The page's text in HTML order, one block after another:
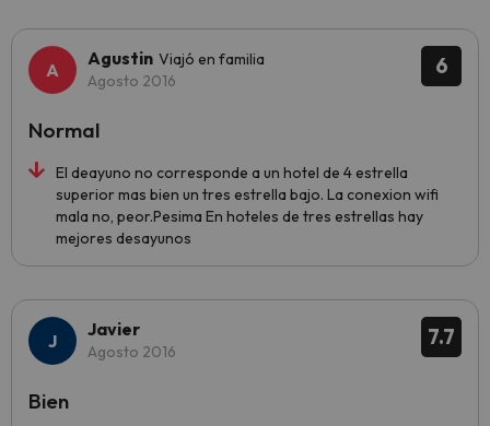
6
Agustin Viajó en familia
Agosto 2016
El deayuno no corresponde a un hotel de 4 estrella
superior mas bien un tres estrella bajo. La conexion wifi
mala no, peor.Pesima En hoteles de tres estrellas hay
mejores desayunos
Normal
7.7
Javier
Agosto 2016
Bien